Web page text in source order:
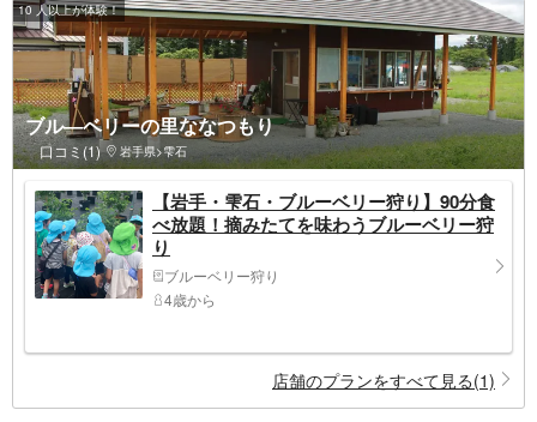
10 人以上が体験！
ブル―ベリーの里ななつもり
口コミ(1) 岩手県>雫石
【岩手・雫石・ブルーベリー狩り】90分食
べ放題！摘みたてを味わうブルーベリー狩
り
ブルーベリー狩り
4歳から
店舗のプランをすべて見る(1)